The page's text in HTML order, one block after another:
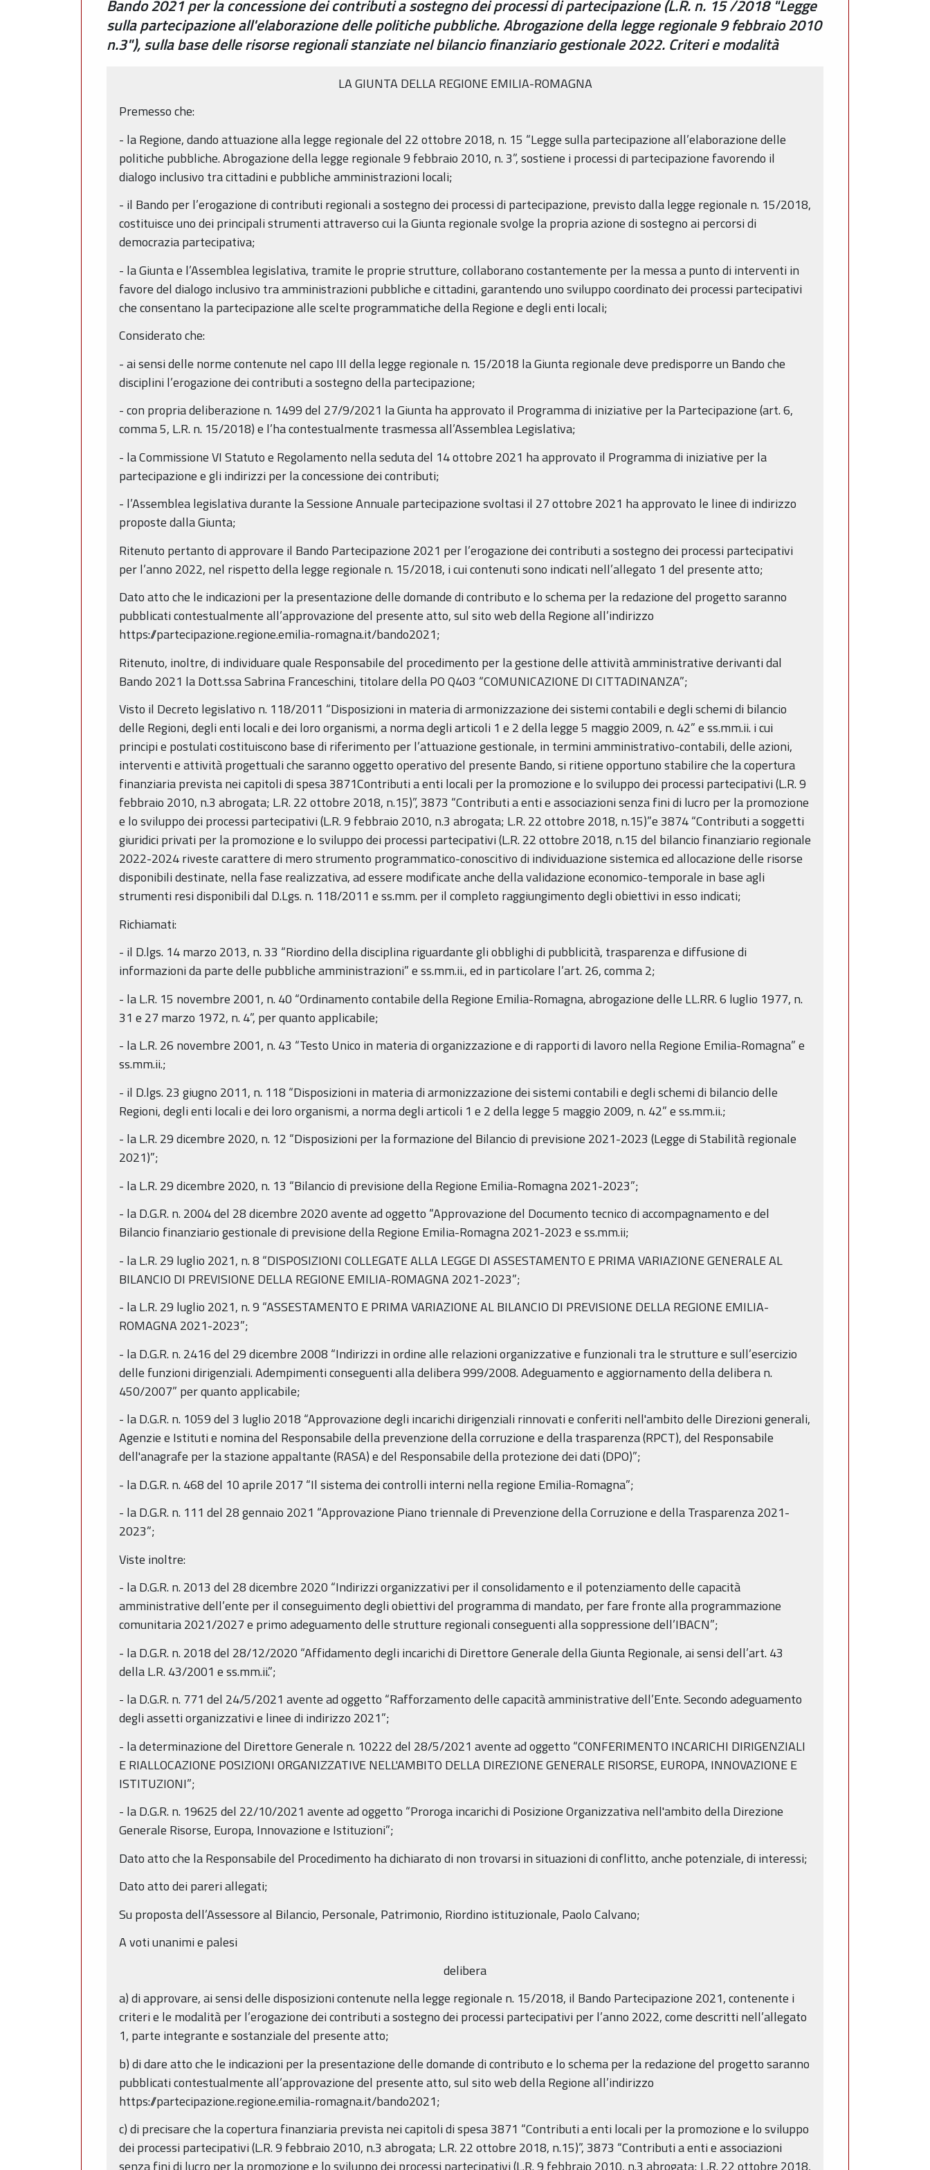
Bando 2021 per la concessione dei contributi a sostegno dei processi di partecipazione (L.R. n. 15 /2018 "Legge
sulla partecipazione all'elaborazione delle politiche pubbliche. Abrogazione della legge regionale 9 febbraio 2010
n.3"), sulla base delle risorse regionali stanziate nel bilancio finanziario gestionale 2022. Criteri e modalità
LA GIUNTA DELLA REGIONE EMILIA-ROMAGNA
Premesso che:
- la Regione, dando attuazione alla legge regionale del 22 ottobre 2018, n. 15 “Legge sulla partecipazione all’elaborazione delle
politiche pubbliche. Abrogazione della legge regionale 9 febbraio 2010, n. 3”, sostiene i processi di partecipazione favorendo il
dialogo inclusivo tra cittadini e pubbliche amministrazioni locali;
- il Bando per l’erogazione di contributi regionali a sostegno dei processi di partecipazione, previsto dalla legge regionale n. 15/2018,
costituisce uno dei principali strumenti attraverso cui la Giunta regionale svolge la propria azione di sostegno ai percorsi di
democrazia partecipativa;
- la Giunta e l’Assemblea legislativa, tramite le proprie strutture, collaborano costantemente per la messa a punto di interventi in
favore del dialogo inclusivo tra amministrazioni pubbliche e cittadini, garantendo uno sviluppo coordinato dei processi partecipativi
che consentano la partecipazione alle scelte programmatiche della Regione e degli enti locali;
Considerato che:
- ai sensi delle norme contenute nel capo III della legge regionale n. 15/2018 la Giunta regionale deve predisporre un Bando che
disciplini l’erogazione dei contributi a sostegno della partecipazione;
- con propria deliberazione n. 1499 del 27/9/2021 la Giunta ha approvato il Programma di iniziative per la Partecipazione (art. 6,
comma 5, L.R. n. 15/2018) e l’ha contestualmente trasmessa all’Assemblea Legislativa;
- la Commissione VI Statuto e Regolamento nella seduta del 14 ottobre 2021 ha approvato il Programma di iniziative per la
partecipazione e gli indirizzi per la concessione dei contributi;
- l’Assemblea legislativa durante la Sessione Annuale partecipazione svoltasi il 27 ottobre 2021 ha approvato le linee di indirizzo
proposte dalla Giunta;
Ritenuto pertanto di approvare il Bando Partecipazione 2021 per l’erogazione dei contributi a sostegno dei processi partecipativi
per l’anno 2022, nel rispetto della legge regionale n. 15/2018, i cui contenuti sono indicati nell’allegato 1 del presente atto;
Dato atto che le indicazioni per la presentazione delle domande di contributo e lo schema per la redazione del progetto saranno
pubblicati contestualmente all’approvazione del presente atto, sul sito web della Regione all’indirizzo
https://partecipazione.regione.emilia-romagna.it/bando2021;
Ritenuto, inoltre, di individuare quale Responsabile del procedimento per la gestione delle attività amministrative derivanti dal
Bando 2021 la Dott.ssa Sabrina Franceschini, titolare della PO Q403 “COMUNICAZIONE DI CITTADINANZA”;
Visto il Decreto legislativo n. 118/2011 “Disposizioni in materia di armonizzazione dei sistemi contabili e degli schemi di bilancio
delle Regioni, degli enti locali e dei loro organismi, a norma degli articoli 1 e 2 della legge 5 maggio 2009, n. 42” e ss.mm.ii. i cui
principi e postulati costituiscono base di riferimento per l’attuazione gestionale, in termini amministrativo-contabili, delle azioni,
interventi e attività progettuali che saranno oggetto operativo del presente Bando, si ritiene opportuno stabilire che la copertura
finanziaria prevista nei capitoli di spesa 3871Contributi a enti locali per la promozione e lo sviluppo dei processi partecipativi (L.R. 9
febbraio 2010, n.3 abrogata; L.R. 22 ottobre 2018, n.15)”, 3873 “Contributi a enti e associazioni senza fini di lucro per la promozione
e lo sviluppo dei processi partecipativi (L.R. 9 febbraio 2010, n.3 abrogata; L.R. 22 ottobre 2018, n.15)”e 3874 “Contributi a soggetti
giuridici privati per la promozione e lo sviluppo dei processi partecipativi (L.R. 22 ottobre 2018, n.15 del bilancio finanziario regionale
2022-2024 riveste carattere di mero strumento programmatico-conoscitivo di individuazione sistemica ed allocazione delle risorse
disponibili destinate, nella fase realizzativa, ad essere modificate anche della validazione economico-temporale in base agli
strumenti resi disponibili dal D.Lgs. n. 118/2011 e ss.mm. per il completo raggiungimento degli obiettivi in esso indicati;
Richiamati:
- il D.lgs. 14 marzo 2013, n. 33 “Riordino della disciplina riguardante gli obblighi di pubblicità, trasparenza e diffusione di
informazioni da parte delle pubbliche amministrazioni” e ss.mm.ii., ed in particolare l’art. 26, comma 2;
- la L.R. 15 novembre 2001, n. 40 “Ordinamento contabile della Regione Emilia-Romagna, abrogazione delle LL.RR. 6 luglio 1977, n.
31 e 27 marzo 1972, n. 4”, per quanto applicabile;
- la L.R. 26 novembre 2001, n. 43 “Testo Unico in materia di organizzazione e di rapporti di lavoro nella Regione Emilia-Romagna” e
ss.mm.ii.;
- il D.lgs. 23 giugno 2011, n. 118 “Disposizioni in materia di armonizzazione dei sistemi contabili e degli schemi di bilancio delle
Regioni, degli enti locali e dei loro organismi, a norma degli articoli 1 e 2 della legge 5 maggio 2009, n. 42” e ss.mm.ii.;
- la L.R. 29 dicembre 2020, n. 12 “Disposizioni per la formazione del Bilancio di previsione 2021-2023 (Legge di Stabilità regionale
2021)”;
- la L.R. 29 dicembre 2020, n. 13 “Bilancio di previsione della Regione Emilia-Romagna 2021-2023”;
- la D.G.R. n. 2004 del 28 dicembre 2020 avente ad oggetto “Approvazione del Documento tecnico di accompagnamento e del
Bilancio finanziario gestionale di previsione della Regione Emilia-Romagna 2021-2023 e ss.mm.ii;
- la L.R. 29 luglio 2021, n. 8 “DISPOSIZIONI COLLEGATE ALLA LEGGE DI ASSESTAMENTO E PRIMA VARIAZIONE GENERALE AL
BILANCIO DI PREVISIONE DELLA REGIONE EMILIA-ROMAGNA 2021-2023”;
- la L.R. 29 luglio 2021, n. 9 “ASSESTAMENTO E PRIMA VARIAZIONE AL BILANCIO DI PREVISIONE DELLA REGIONE EMILIA-
ROMAGNA 2021-2023”;
- la D.G.R. n. 2416 del 29 dicembre 2008 “Indirizzi in ordine alle relazioni organizzative e funzionali tra le strutture e sull’esercizio
delle funzioni dirigenziali. Adempimenti conseguenti alla delibera 999/2008. Adeguamento e aggiornamento della delibera n.
450/2007” per quanto applicabile;
- la D.G.R. n. 1059 del 3 luglio 2018 “Approvazione degli incarichi dirigenziali rinnovati e conferiti nell'ambito delle Direzioni generali,
Agenzie e Istituti e nomina del Responsabile della prevenzione della corruzione e della trasparenza (RPCT), del Responsabile
dell'anagrafe per la stazione appaltante (RASA) e del Responsabile della protezione dei dati (DPO)”;
- la D.G.R. n. 468 del 10 aprile 2017 “Il sistema dei controlli interni nella regione Emilia-Romagna”;
- la D.G.R. n. 111 del 28 gennaio 2021 “Approvazione Piano triennale di Prevenzione della Corruzione e della Trasparenza 2021-
2023”;
Viste inoltre:
- la D.G.R. n. 2013 del 28 dicembre 2020 “Indirizzi organizzativi per il consolidamento e il potenziamento delle capacità
amministrative dell’ente per il conseguimento degli obiettivi del programma di mandato, per fare fronte alla programmazione
comunitaria 2021/2027 e primo adeguamento delle strutture regionali conseguenti alla soppressione dell’IBACN”;
- la D.G.R. n. 2018 del 28/12/2020 “Affidamento degli incarichi di Direttore Generale della Giunta Regionale, ai sensi dell’art. 43
della L.R. 43/2001 e ss.mm.ii.”;
- la D.G.R. n. 771 del 24/5/2021 avente ad oggetto “Rafforzamento delle capacità amministrative dell’Ente. Secondo adeguamento
degli assetti organizzativi e linee di indirizzo 2021”;
- la determinazione del Direttore Generale n. 10222 del 28/5/2021 avente ad oggetto “CONFERIMENTO INCARICHI DIRIGENZIALI
E RIALLOCAZIONE POSIZIONI ORGANIZZATIVE NELL'AMBITO DELLA DIREZIONE GENERALE RISORSE, EUROPA, INNOVAZIONE E
ISTITUZIONI”;
- la D.G.R. n. 19625 del 22/10/2021 avente ad oggetto “Proroga incarichi di Posizione Organizzativa nell'ambito della Direzione
Generale Risorse, Europa, Innovazione e Istituzioni”;
Dato atto che la Responsabile del Procedimento ha dichiarato di non trovarsi in situazioni di conflitto, anche potenziale, di interessi;
Dato atto dei pareri allegati;
Su proposta dell’Assessore al Bilancio, Personale, Patrimonio, Riordino istituzionale, Paolo Calvano;
A voti unanimi e palesi
delibera
a) di approvare, ai sensi delle disposizioni contenute nella legge regionale n. 15/2018, il Bando Partecipazione 2021, contenente i
criteri e le modalità per l’erogazione dei contributi a sostegno dei processi partecipativi per l’anno 2022, come descritti nell’allegato
1, parte integrante e sostanziale del presente atto;
b) di dare atto che le indicazioni per la presentazione delle domande di contributo e lo schema per la redazione del progetto saranno
pubblicati contestualmente all’approvazione del presente atto, sul sito web della Regione all’indirizzo
https://partecipazione.regione.emilia-romagna.it/bando2021;
c) di precisare che la copertura finanziaria prevista nei capitoli di spesa 3871 “Contributi a enti locali per la promozione e lo sviluppo
dei processi partecipativi (L.R. 9 febbraio 2010, n.3 abrogata; L.R. 22 ottobre 2018, n.15)”, 3873 “Contributi a enti e associazioni